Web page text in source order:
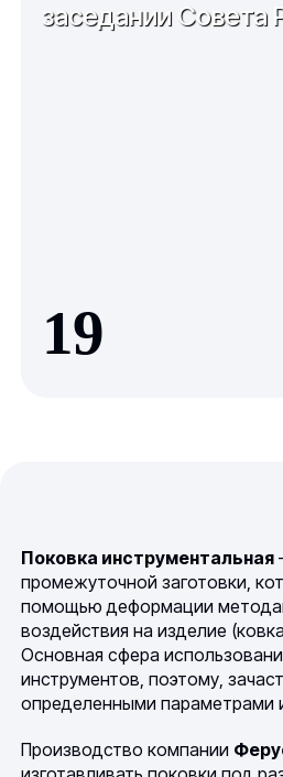
заседании
19
Поковка инструментальная
промежуточной заготовки,
помощью деформации
воздействия на изделие
Основная сфера
инструментов, поэтому,
определенными параметрами
Производство компании